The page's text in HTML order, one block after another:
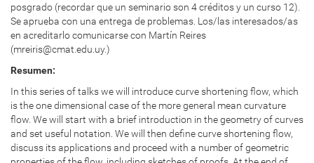
posgrado (recordar que un seminario son 4 créditos y un curso 12).
Se aprueba con una entrega de problemas. Los/las interesados/as
en acreditarlo comunicarse con Martín Reires
(mreiris@cmat.edu.uy.)
Resumen:
In this series of talks we will introduce curve shortening flow, which
is the one dimensional case of the more general mean curvature
flow. We will start with a brief introduction in the geometry of curves
and set useful notation. We will then define curve shortening flow,
discuss its applications and proceed with a number of geometric